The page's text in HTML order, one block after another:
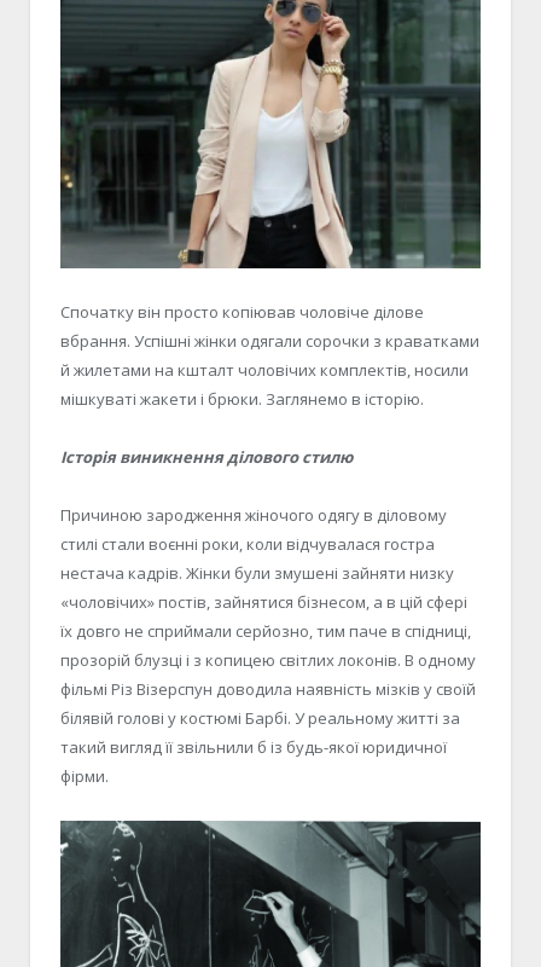
Спочатку він просто копіював чоловіче ділове
вбрання. Успішні жінки одягали сорочки з краватками
й жилетами на кшталт чоловічих комплектів, носили
мішкуваті жакети і брюки. Заглянемо в історію.
Історія виникнення ділового стилю
Причиною зародження жіночого одягу в діловому
стилі стали воєнні роки, коли відчувалася гостра
нестача кадрів. Жінки були змушені зайняти низку
«чоловічих» постів, зайнятися бізнесом, а в цій сфері
їх довго не сприймали серйозно, тим паче в спідниці,
прозорій блузці і з копицею світлих локонів. В одному
фільмі Різ Візерспун доводила наявність мізків у своїй
білявій голові у костюмі Барбі. У реальному житті за
такий вигляд її звільнили б із будь-якої юридичної
фірми.